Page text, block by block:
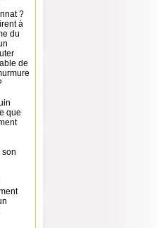
?
à
du
de
que
son